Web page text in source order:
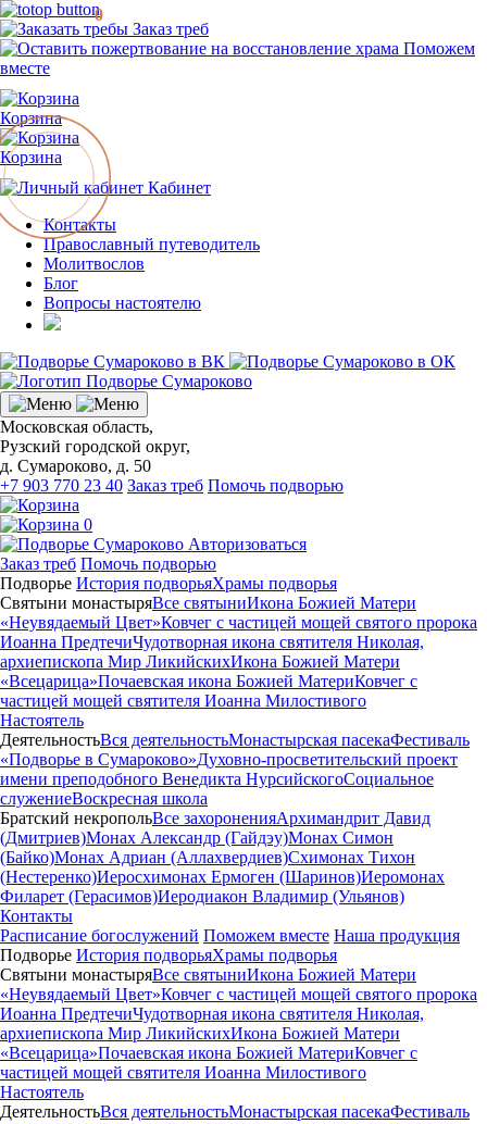
Заказ треб
Поможем
вместе
Корзина
Корзина
0
Кабинет
Контакты
Православный путеводитель
Молитвослов
Блог
Вопросы настоятелю
Московская область,
Рузский городской округ,
д. Сумароково, д. 50
+7 903 770 23 40 Заказ треб Помочь подворью
0
Авторизоваться
Заказ треб Помочь подворью
Подворье История подворьяХрамы подворья
Святыни монастыряВсе святыниИкона Божией Матери
«Неувядаемый Цвет»Ковчег с частицей мощей святого пророка
Иоанна ПредтечиЧудотворная икона святителя Николая,
архиепископа Мир ЛикийскихИкона Божией Матери
«Всецарица»Почаевская икона Божией МатериКовчег с
частицей мощей святителя Иоанна Милостивого
Настоятель
ДеятельностьВся деятельностьМонастырская пасекаФестиваль
«Подворье в Сумароково»Духовно-просветительский проект
имени преподобного Венедикта НурсийскогоСоциальное
служениеВоскресная школа
Братский некропольВсе захороненияАрхимандрит Давид
(Дмитриев)Монах Александр (Гайдэу)Монах Симон
(Байко)Монах Адриан (Аллахвердиев)Схимонах Тихон
(Нестеренко)Иеросхимонах Ермоген (Шаринов)Иеромонах
Филарет (Герасимов)Иеродиакон Владимир (Ульянов)
Контакты
Расписание богослужений Поможем вместе Наша продукция
Подворье История подворьяХрамы подворья
Святыни монастыряВсе святыниИкона Божией Матери
«Неувядаемый Цвет»Ковчег с частицей мощей святого пророка
Иоанна ПредтечиЧудотворная икона святителя Николая,
архиепископа Мир ЛикийскихИкона Божией Матери
«Всецарица»Почаевская икона Божией МатериКовчег с
частицей мощей святителя Иоанна Милостивого
Настоятель
ДеятельностьВся деятельностьМонастырская пасекаФестиваль